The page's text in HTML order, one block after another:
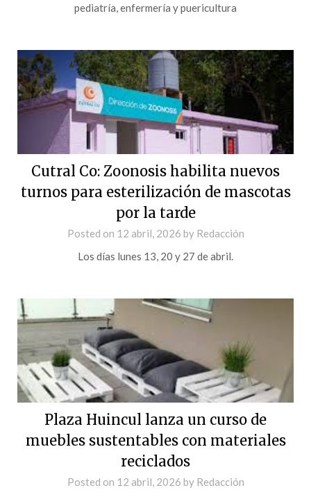
pediatría, enfermería y puericultura
Cutral Co: Zoonosis habilita nuevos
turnos para esterilización de mascotas
por la tarde
Posted on 12 abril, 2026 by Redacción
Los días lunes 13, 20 y 27 de abril.
Plaza Huincul lanza un curso de
muebles sustentables con materiales
reciclados
Posted on 12 abril, 2026 by Redacción